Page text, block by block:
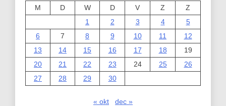
M
D W D V Z
Z
1
2 3 4
5
6
7 8 9 10 11
12
13
14 15 16 17 18
19
20
21 22 23 24 25
26
27
28 29 30
« okt dec »